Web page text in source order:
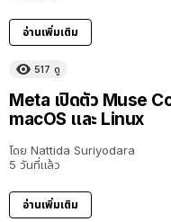
อ่านเพิ่มเติม
517 ดู
Meta เปิดตัว Muse
macOS และ Linux
โดย Nattida Suriyodara
5 วันที่แล้ว
อ่านเพิ่มเติม